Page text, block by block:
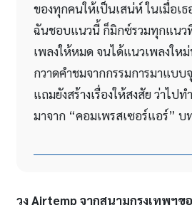
ของทุกคนให้เป็นเสน่ห์ ในเมื่อเ
ฉันชอบแนวนี้ ก็มิกซ์รวมทุกแนว
เพลงให้หมด จนได้แนวเพลงให
กวาดคำชมจากกรรมการมาแบบ
แถมยังสร้างเรื่องให้สงสัย ว่าไป
มาจาก “คอมเพรสเซอร์แอร์”
วงAirtemp จากสนามกรุงเทพฯขอ